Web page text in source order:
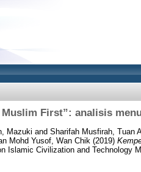
Muslim First”: analisis
Mazuki and Sharifah Musfirah, Tuan
Mohd Yusof, Wan Chik (2019)
Islamic Civilization and Technology